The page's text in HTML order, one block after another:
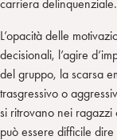
carriera delinquenziale.
L’opacità delle
decisionali, l’agire
del gruppo, la scarsa
trasgressivo o
si ritrovano nei ragazzi
può essere difficile